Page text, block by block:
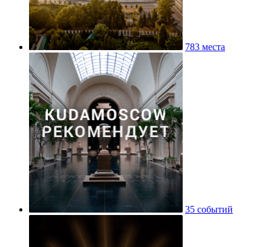
783 места
35 событий